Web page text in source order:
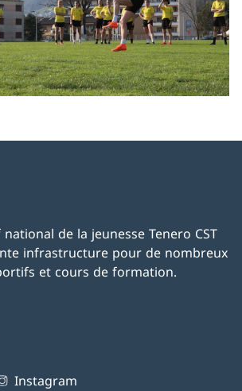
de la jeunesse Tenero CST
infrastructure pour de nombreux
et cours de formation.
Instagram